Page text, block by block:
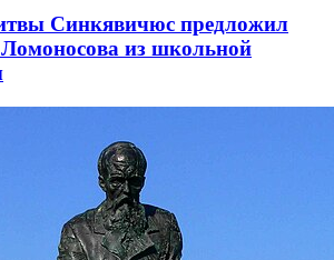
Синкявичюс предложил
из школьной